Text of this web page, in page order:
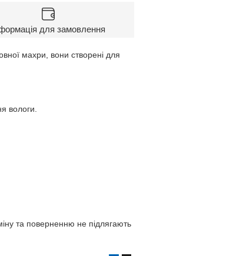
для замовлення
махри, вони створені для
вологи.
та поверненню не підлягають